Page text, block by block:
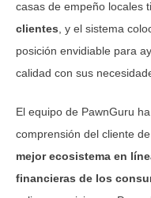
casas de empeño locales
clientes , y el sistema
posición envidiable para
calidad con sus
El equipo de PawnGuru
comprensión del cliente
mejor ecosistema en
financieras de los